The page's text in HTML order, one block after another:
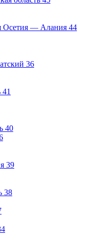
Осетия — Алания 44
36
41
40
39
38